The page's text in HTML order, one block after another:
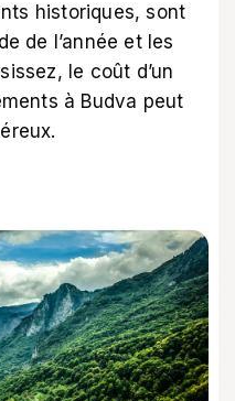
historiques, sont
de l’année et les
le coût d’un
à Budva peut